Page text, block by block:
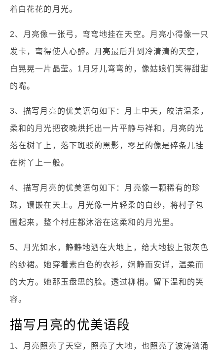
着白花花的月光。
2、月亮像一张弓，弯弯地挂在天空。月亮小得像一只
发卡，弯得使人心醉。月亮最后升到冷清清的天空，
白晃晃一片晶莹。1月牙儿弯弯的，像姑娘们笑得甜甜
的嘴。
3、描写月亮的优美语句如下：月上中天，皎洁温柔，
柔和的月光把夜晚烘托出一片平静与祥和，月亮的光
落在树丫上，落下斑驳的黑影，零星的像是碎条儿挂
在树丫上一般。
4、描写月亮的优美语句如下：月亮像一颗稀有的珍
珠，镶嵌在天上。月光像一片轻柔的白纱，将村子包
围起来，整个村庄都沐浴在这柔和的月光里。
5、月光如水，静静地洒在大地上，给大地披上银灰色
的纱裙。她穿着素白色的衣衫，娴静而安详，温柔而
的大方。她那玉盘思的脸。透过柳梢。留下温和的笑
容。
描写月亮的优美语段
1、月亮照亮了天空，照亮了大地，也照亮了波涛汹涌